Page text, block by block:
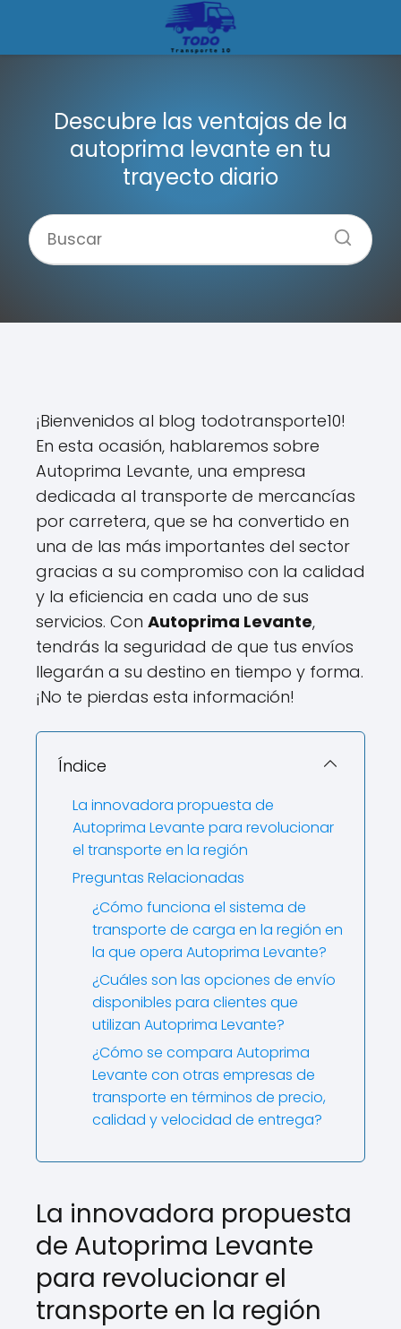
Descubre las ventajas de la
autoprima levante en tu
trayecto diario
¡Bienvenidos al blog todotransporte10!
En esta ocasión, hablaremos sobre
Autoprima Levante, una empresa
dedicada al transporte de mercancías
por carretera, que se ha convertido en
una de las más importantes del sector
gracias a su compromiso con la calidad
y la eficiencia en cada uno de sus
servicios. Con Autoprima Levante,
tendrás la seguridad de que tus envíos
llegarán a su destino en tiempo y forma.
¡No te pierdas esta información!
Índice
La innovadora propuesta de
Autoprima Levante para revolucionar
el transporte en la región
Preguntas Relacionadas
¿Cómo funciona el sistema de
transporte de carga en la región en
la que opera Autoprima Levante?
¿Cuáles son las opciones de envío
disponibles para clientes que
utilizan Autoprima Levante?
¿Cómo se compara Autoprima
Levante con otras empresas de
transporte en términos de precio,
calidad y velocidad de entrega?
La innovadora propuesta
de Autoprima Levante
para revolucionar el
transporte en la región